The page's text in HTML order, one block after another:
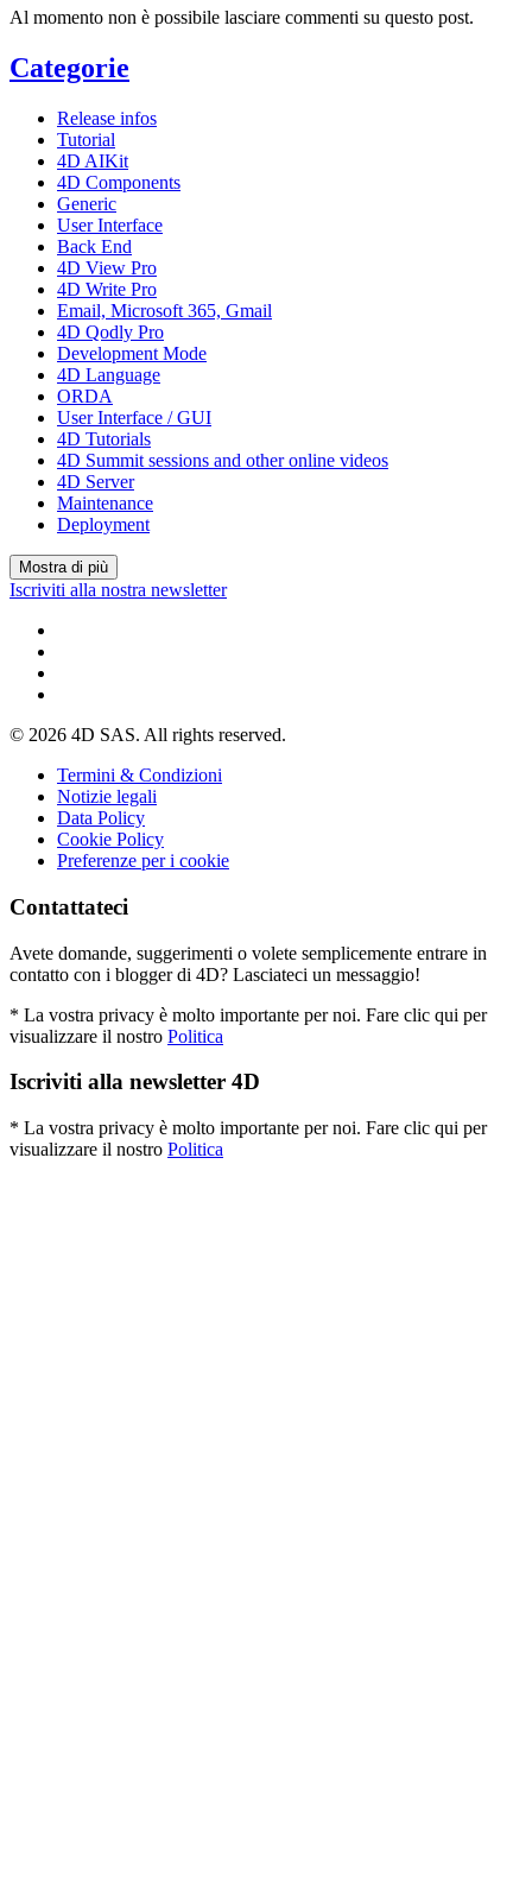
Al momento non è possibile lasciare commenti su questo post.
Categorie
Release infos
Tutorial
4D AIKit
4D Components
Generic
User Interface
Back End
4D View Pro
4D Write Pro
Email, Microsoft 365, Gmail
4D Qodly Pro
Development Mode
4D Language
ORDA
User Interface / GUI
4D Tutorials
4D Summit sessions and other online videos
4D Server
Maintenance
Deployment
Mostra di più
Iscriviti alla nostra newsletter
© 2026 4D SAS. All rights reserved.
Termini & Condizioni
Notizie legali
Data Policy
Cookie Policy
Preferenze per i cookie
Contattateci
Avete domande, suggerimenti o volete semplicemente entrare in
contatto con i blogger di 4D? Lasciateci un messaggio!
* La vostra privacy è molto importante per noi. Fare clic qui per
visualizzare il nostro Politica
Iscriviti alla newsletter 4D
* La vostra privacy è molto importante per noi. Fare clic qui per
visualizzare il nostro Politica